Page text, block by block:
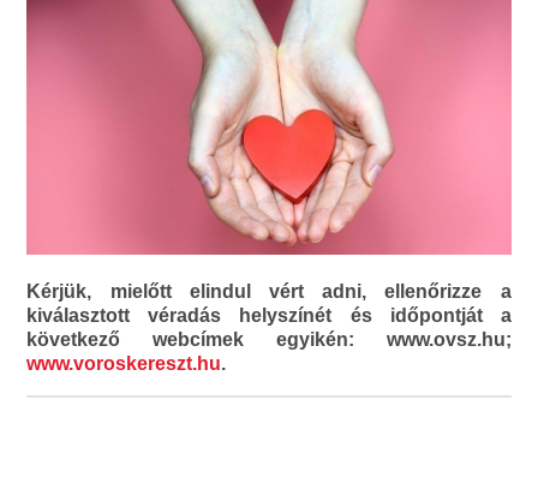
Kérjük, mielőtt elindul vért adni, ellenőrizze a
kiválasztott véradás helyszínét és időpontját a
következő webcímek egyikén: www.ovsz.hu;
www.voroskereszt.hu.